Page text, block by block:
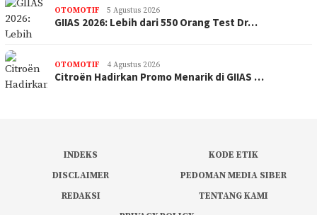
OTOMOTIF 5 Agustus 2026
GIIAS 2026: Lebih dari 550 Orang Test Dr…
OTOMOTIF 4 Agustus 2026
Citroën Hadirkan Promo Menarik di GIIAS …
INDEKS
KODE ETIK
DISCLAIMER
PEDOMAN MEDIA SIBER
REDAKSI
TENTANG KAMI